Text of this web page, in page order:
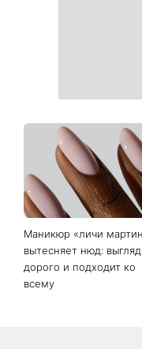
Маникюр «личи
вытесняет нюд:
дорого и подходит ко
всему